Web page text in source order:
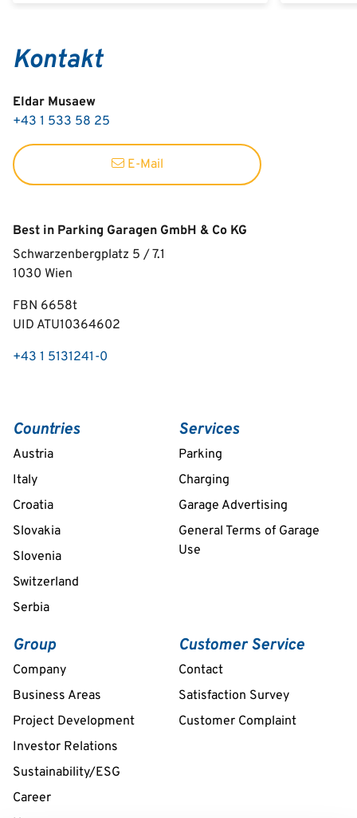
Kontakt
Eldar Musaew
+43 1 533 58 25
E-Mail
Best in Parking Garagen GmbH & Co KG
Schwarzenbergplatz 5 / 7.1
1030 Wien
FBN 6658t
UID ATU10364602
+43 1 5131241-0
Countries
Austria
Italy
Croatia
Slovakia
Slovenia
Switzerland
Serbia
Services
Parking
Charging
Garage Advertising
General Terms of Garage
Use
Group
Company
Business Areas
Project Development
Investor Relations
Sustainability/ESG
Career
Customer Service
Contact
Satisfaction Survey
Customer Complaint